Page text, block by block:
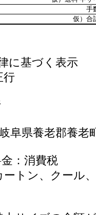
手
仮）合
に基づく表示
行
阜県養老郡養老
：消費税
ートン、クール